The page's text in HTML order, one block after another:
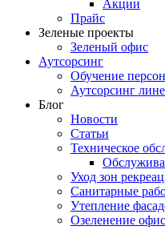
Акции
Прайс
Зеленые проекты
Зеленый офис
Аутсорсинг
Обучение
Аутсорсинг
Блог
Новости
Статьи
Техническое
Уход зон
Санитарные
Утепление
Озеленение